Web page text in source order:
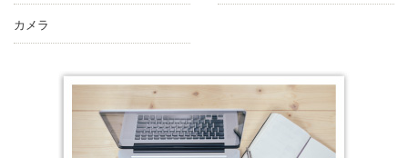
カメラ